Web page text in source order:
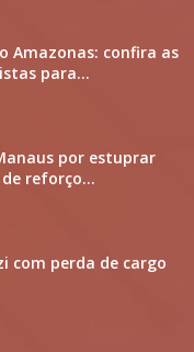
Amazonas: confira as
para...
por estuprar
reforço...
com perda de cargo